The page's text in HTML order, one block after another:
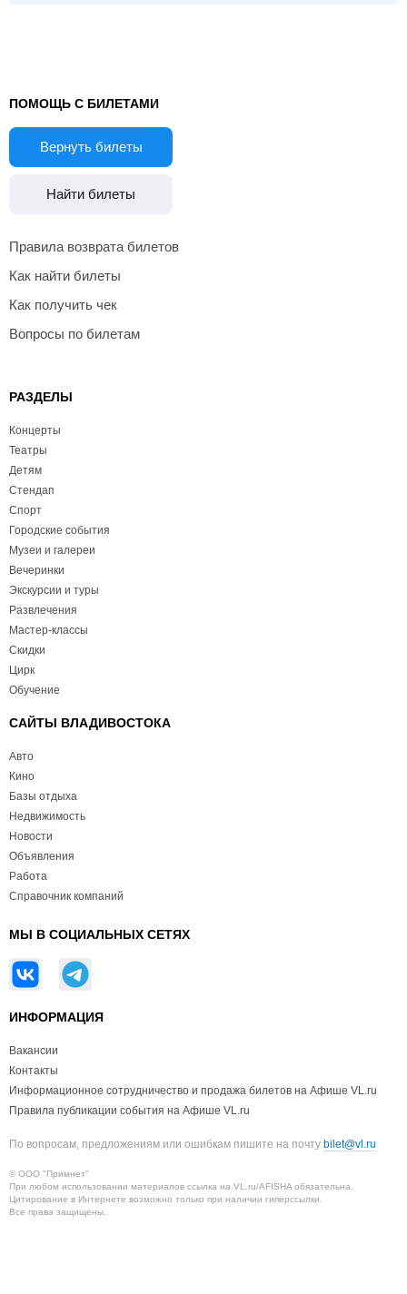
ПОМОЩЬ С БИЛЕТАМИ
Вернуть билеты
Найти билеты
Правила возврата билетов
Как найти билеты
Как получить чек
Вопросы по билетам
РАЗДЕЛЫ
Концерты
Театры
Детям
Стендап
Спорт
Городские события
Музеи и галереи
Вечеринки
Экскурсии и туры
Развлечения
Мастер-классы
Скидки
Цирк
Обучение
САЙТЫ ВЛАДИВОСТОКА
Авто
Кино
Базы отдыха
Недвижимость
Новости
Объявления
Работа
Справочник компаний
МЫ В СОЦИАЛЬНЫХ СЕТЯХ
ИНФОРМАЦИЯ
Вакансии
Контакты
Информационное сотрудничество и продажа билетов на Афише VL.ru
Правила публикации события на Афише VL.ru
По вопросам, предложениям или ошибкам пишите на почту bilet@vl.ru
© ООО "Примнет"
При любом использовании материалов ссылка на VL.ru/AFISHA обязательна.
Цитирование в Интернете возможно только при наличии гиперссылки.
Все права защищены.